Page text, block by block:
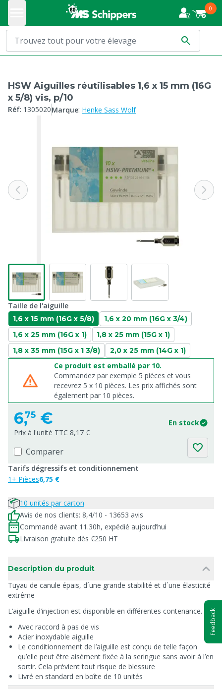
0
HSW Aiguilles réutilisables 1,6 x 15 mm (16G
x 5/8) vis, p/10
Réf: 1305020Marque: Henke Sass Wolf
Taille de l'aiguille
1,6 x 15 mm (16G x 5/8)
1,6 x 20 mm (16G x 3/4)
1,6 x 25 mm (16G x 1)
1,8 x 25 mm (15G x 1)
1,8 x 35 mm (15G x 1 3/8)
2,0 x 25 mm (14G x 1)
Ce produit est emballé par 10.
Commandez par exemple 5 pièces et vous
recevrez 5 x 10 pièces. Les prix affichés sont
également par 10 pièces.
6,75 €
En stock
Prix à l'unité TTC 8,17 €
Comparer
Tarifs dégressifs et conditionnement
1+ Pièces6,75 €
10 unités par carton
Avis de nos clients: 8,4/10 - 13653 avis
Commandé avant 11.30h, expédié aujourd’hui
Livraison gratuite dès €250 HT
Description du produit
Tuyau de canule épais, d´une grande stabilité et d´une élasticité
extrême
L’aiguille d’injection est disponible en différentes contenance.
Avec raccord à pas de vis
Acier inoxydable aiguille
Le conditionnement de l’aiguille est conçu de telle façon
qu’elle peut être aisément fixée à la seringue sans avoir à l’en
sortir. Cela prévient tout risque de blessure
Livré en standard en boîte de 10 unités
Feedback